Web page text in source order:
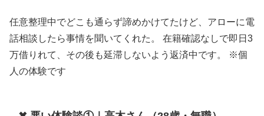
任意整理中でどこも通らず諦めかけてたけど、アローに電
話相談したら事情を聞いてくれた。 在籍確認なしで即日3
万借りれて、その後も延滞しないよう返済中です。 ※個
人の体験です